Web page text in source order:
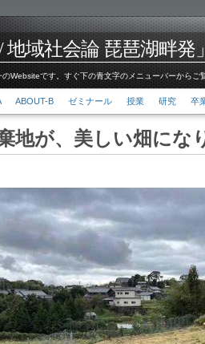
地域社会論 琵琶湖畔発
Websiteです。すぐ下の青文字のメニューバーから
ABOUT-B ゼミナール 授業 研究 卒
地が、美しい畑にな